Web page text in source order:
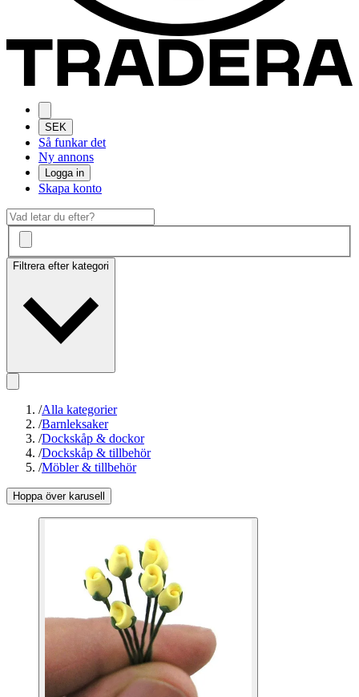
SEK
Så funkar det
Ny annons
Logga in
Skapa konto
Filtrera efter kategori
/Alla kategorier
/Barnleksaker
/Dockskåp & dockor
/Dockskåp & tillbehör
/Möbler & tillbehör
Hoppa över karusell